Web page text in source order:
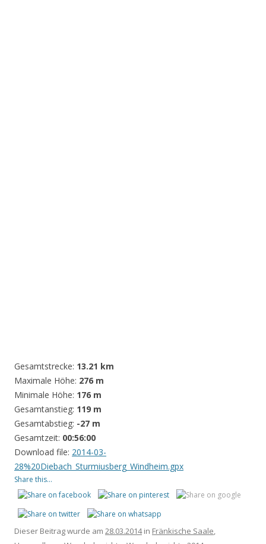
Gesamtstrecke: 13.21 km
Maximale Höhe: 276 m
Minimale Höhe: 176 m
Gesamtanstieg: 119 m
Gesamtabstieg: -27 m
Gesamtzeit: 00:56:00
Download file: 2014-03-
28%20Diebach_Sturmiusberg_Windheim.gpx
Share this...
Dieser Beitrag wurde am 28.03.2014in Fränkische Saale,